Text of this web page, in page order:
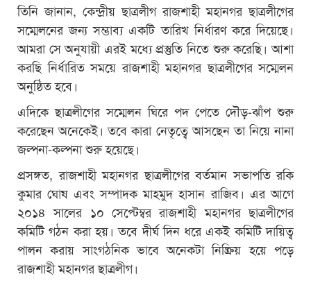
তিনি জানান, কেন্দ্রীয় ছাত্রলীগ রাজশাহী মহানগর ছাত্রলীগের
সম্মেলনের জন্য সম্ভাব্য একটি তারিখ নির্ধারণ করে দিয়েছে।
আমরা সে অনুযায়ী এরই মধ্যে প্রস্তুতি নিতে শুরু করেছি। আশা
করছি নির্ধারিত সময়ে রাজশাহী মহানগর ছাত্রলীগের সম্মেলন
অনুষ্ঠিত হবে।
এদিকে ছাত্রলীগের সম্মেলন ঘিরে পদ পেতে দৌড়-ঝাঁপ শুরু
করেছেন অনেকেই। তবে কারা নেতৃত্বে আসছেন তা নিয়ে নানা
জল্পনা-কল্পনা শুরু হয়েছে।
প্রসঙ্গত, রাজশাহী মহানগর ছাত্রলীগের বর্তমান সভাপতি রকি
কুমার ঘোষ এবং সম্পাদক মাহমুদ হাসান রাজিব। এর আগে
২০১৪ সালের ১০ সেপ্টেম্বর রাজশাহী মহানগর ছাত্রলীগের
কমিটি গঠন করা হয়। তবে দীর্ঘ দিন ধরে একই কমিটি দায়িত্ব
পালন করায় সাংগঠনিক ভাবে অনেকটা নিষ্ক্রিয় হয়ে পড়ে
রাজশাহী মহানগর ছাত্রলীগ।